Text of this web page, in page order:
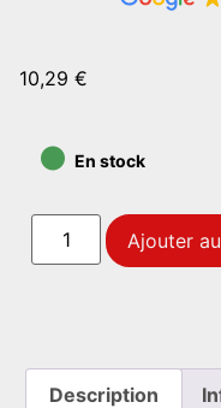
10,29 €
• En stock
Ajouter
Description